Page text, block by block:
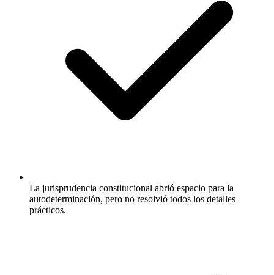
La jurisprudencia constitucional abrió espacio para la
autodeterminación, pero no resolvió todos los detalles
prácticos.